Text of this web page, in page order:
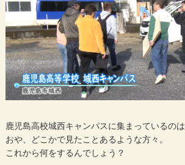
鹿児島高校城西キャンパスに集まっているのは
おや、どこかで見たことあるような方々。
これから何をするんでしょう？